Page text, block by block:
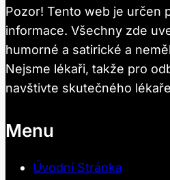
Pozor! Tento web je určen
informace. Všechny zde
humorné a satirické a
Nejsme lékaři, takže pro
navštivte skutečného
Menu
Úvodní Stránka